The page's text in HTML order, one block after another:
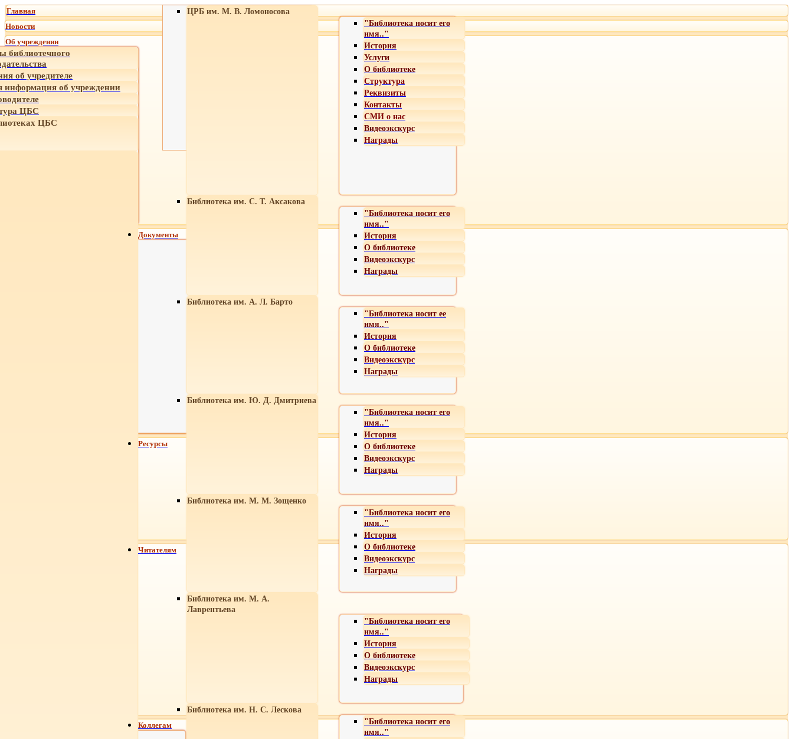
Главная
Новости
Об учреждении
библиотечного
об учредителе
об учреждении
ЦБС
ЦБС
ЦРБ им. М. В. Ломоносова
"Библиотека носит его
имя.."
История
Услуги
О библиотеке
Структура
Реквизиты
Контакты
СМИ о нас
Видеоэкскурс
Награды
Библиотека им. С. Т. Аксакова
"Библиотека носит его
имя.."
История
О библиотеке
Видеоэкскурс
Награды
Библиотека им. А. Л. Барто
"Библиотека носит ее
имя.."
История
О библиотеке
Видеоэкскурс
Награды
Библиотека им. Ю. Д. Дмитриева
"Библиотека носит его
имя.."
История
О библиотеке
Видеоэкскурс
Награды
Библиотека им. М. М. Зощенко
"Библиотека носит его
имя.."
История
О библиотеке
Видеоэкскурс
Награды
Библиотека им. М. А.
Лаврентьева
"Библиотека носит его
имя.."
История
О библиотеке
Видеоэкскурс
Награды
Библиотека им. Н. С. Лескова
"Библиотека носит его
имя.."
Документы
Ресурсы
Читателям
Коллегам